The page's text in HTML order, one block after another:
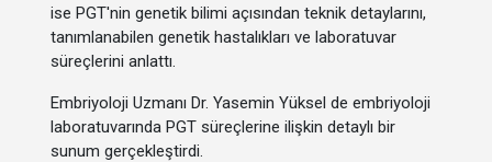
ise PGT'nin genetik bilimi açısından teknik detaylarını,
tanımlanabilen genetik hastalıkları ve laboratuvar
süreçlerini anlattı.
Embriyoloji Uzmanı Dr. Yasemin Yüksel de embriyoloji
laboratuvarında PGT süreçlerine ilişkin detaylı bir
sunum gerçekleştirdi.